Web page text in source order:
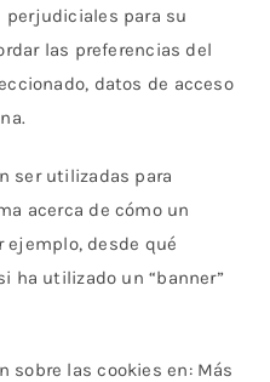
perjudiciales para su
las preferencias del
datos de acceso
ser utilizadas para
acerca de cómo un
desde qué
ha utilizado un “banner”
sobre las cookies en: Más